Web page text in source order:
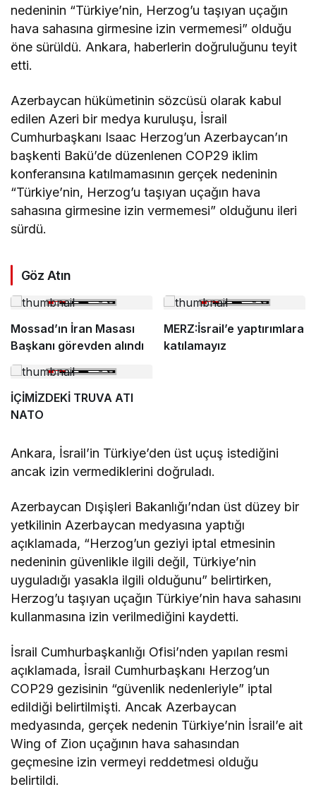
nedeninin “Türkiye’nin, Herzog’u taşıyan uçağın
hava sahasına girmesine izin vermemesi” olduğu
öne sürüldü. Ankara, haberlerin doğruluğunu teyit
etti.
Azerbaycan hükümetinin sözcüsü olarak kabul
edilen Azeri bir medya kuruluşu, İsrail
Cumhurbaşkanı Isaac Herzog’un Azerbaycan’ın
başkenti Bakü’de düzenlenen COP29 iklim
konferansına katılmamasının gerçek nedeninin
“Türkiye’nin, Herzog’u taşıyan uçağın hava
sahasına girmesine izin vermemesi” olduğunu ileri
sürdü.
Göz Atın
Mossad’ın İran Masası
Başkanı görevden alındı
MERZ:İsrail’e yaptırımlara
katılamayız
İÇİMİZDEKİ TRUVA ATI
NATO
Ankara, İsrail’in Türkiye’den üst uçuş istediğini
ancak izin vermediklerini doğruladı.
Azerbaycan Dışişleri Bakanlığı’ndan üst düzey bir
yetkilinin Azerbaycan medyasına yaptığı
açıklamada, “Herzog’un geziyi iptal etmesinin
nedeninin güvenlikle ilgili değil, Türkiye’nin
uyguladığı yasakla ilgili olduğunu” belirtirken,
Herzog’u taşıyan uçağın Türkiye’nin hava sahasını
kullanmasına izin verilmediğini kaydetti.
İsrail Cumhurbaşkanlığı Ofisi’nden yapılan resmi
açıklamada, İsrail Cumhurbaşkanı Herzog’un
COP29 gezisinin “güvenlik nedenleriyle” iptal
edildiği belirtilmişti. Ancak Azerbaycan
medyasında, gerçek nedenin Türkiye’nin İsrail’e ait
Wing of Zion uçağının hava sahasından
geçmesine izin vermeyi reddetmesi olduğu
belirtildi.